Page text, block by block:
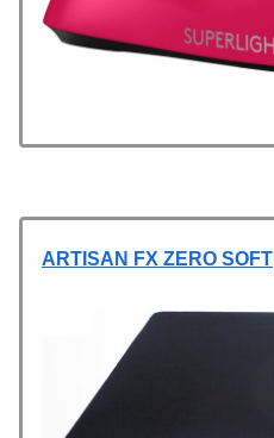
ARTISAN FX ZERO SOFT